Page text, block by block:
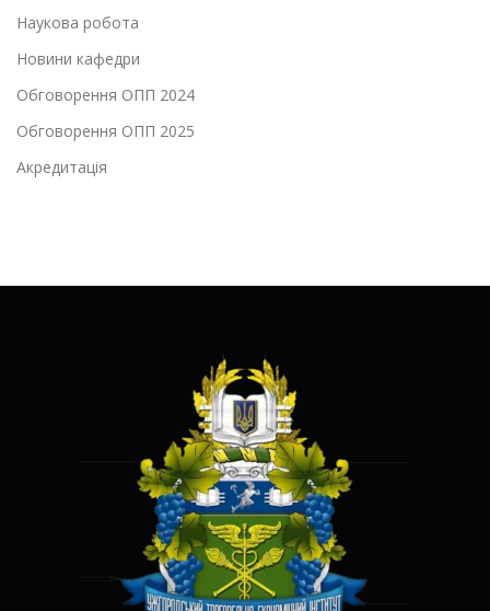
Наукова робота
Новини кафедри
Обговорення ОПП 2024
Обговорення ОПП 2025
Акредитація